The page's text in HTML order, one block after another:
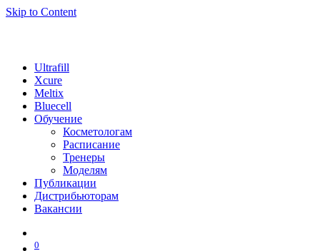
Skip to Content
Ultrafill
Xcure
Meltix
Bluecell
Обучение
Косметологам
Расписание
Тренеры
Моделям
Публикации
Дистрибьюторам
Вакансии
0